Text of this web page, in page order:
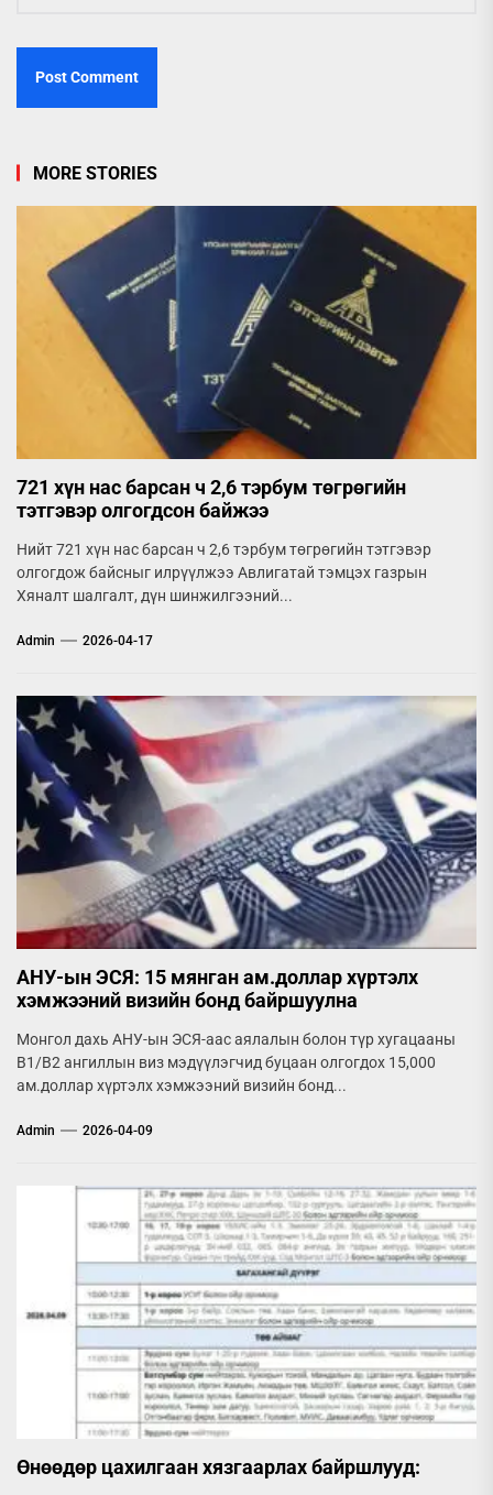
MORE STORIES
721 хүн нас барсан ч 2,6 тэрбум төгрөгийн
тэтгэвэр олгогдсон байжээ
Нийт 721 хүн нас барсан ч 2,6 тэрбум төгрөгийн тэтгэвэр
олгогдож байсныг илрүүлжээ Авлигатай тэмцэх газрын
Хяналт шалгалт, дүн шинжилгээний...
Admin 2026-04-17
АНУ-ын ЭСЯ: 15 мянган ам.доллар хүртэлх
хэмжээний визийн бонд байршуулна
Монгол дахь АНУ-ын ЭСЯ-аас аялалын болон түр хугацааны
B1/B2 ангиллын виз мэдүүлэгчид буцаан олгогдох 15,000
ам.доллар хүртэлх хэмжээний визийн бонд...
Admin 2026-04-09
Өнөөдөр цахилгаан хязгаарлах байршлууд: